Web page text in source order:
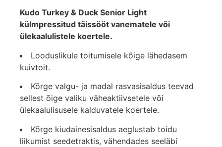
Kudo Turkey & Duck Senior Light
külmpressitud täissööt vanematele või
ülekaalulistele koertele.
Looduslikule toitumisele kõige lähedasem
kuivtoit.
Kõrge valgu- ja madal rasvasisaldus teevad
sellest õige valiku väheaktiivsetele või
ülekaalulisusele kalduvatele koertele.
Kõrge kiudainesisaldus aeglustab toidu
liikumist seedetraktis, vähendades seeläbi